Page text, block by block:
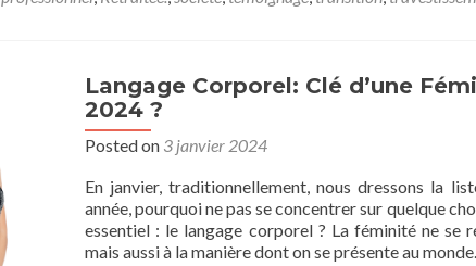
Langage Corporel: Clé d’une
2024 ?
Posted on 3 janvier 2024
En janvier, traditionnellement, nous dressons la
année, pourquoi ne pas se concentrer sur quelque
essentiel : le langage corporel ? La féminité ne se
mais aussi à la manière dont on se présente au